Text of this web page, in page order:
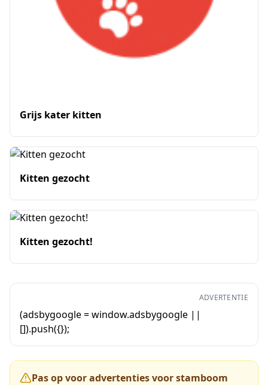
Grijs kater kitten
Kitten gezocht
Kitten gezocht!
ADVERTENTIE
(adsbygoogle = window.adsbygoogle ||
[]).push({});
Pas op voor advertenties voor stamboom